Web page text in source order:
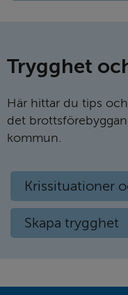
Trygghet
Här hittar du tips
det
kommun.
Krissituationer
Skapa trygghet